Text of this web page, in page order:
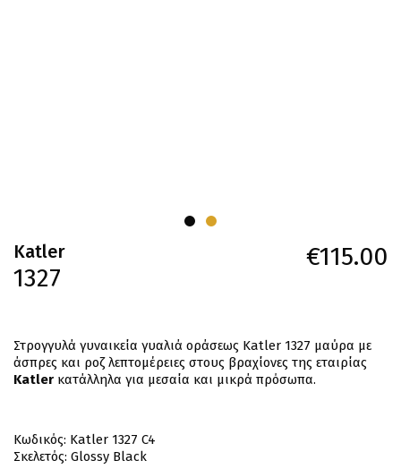
Katler
1327
€115.00
Στρογγυλά γυναικεία γυαλιά οράσεως Katler 1327 μαύρα με
άσπρες και ροζ λεπτομέρειες στους βραχίονες της εταιρίας
Katler κατάλληλα για μεσαία και μικρά πρόσωπα.
Κωδικός: Katler 1327 C4
Σκελετός: Glossy Black